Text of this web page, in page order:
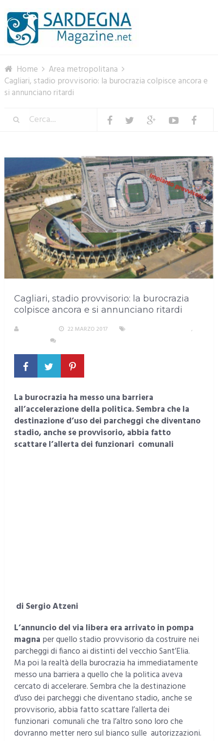
Home
Area metropolitana
Cagliari, stadio provvisorio: la burocrazia colpisce ancora e
si annunciano ritardi
Cagliari, stadio provvisorio: la burocrazia
colpisce ancora e si annunciano ritardi
22 MARZO 2017
,
La burocrazia ha messo una barriera
all’accelerazione della politica. Sembra che la
destinazione d’uso dei parcheggi che diventano
stadio, anche se provvisorio, abbia fatto
scattare l’allerta dei funzionari comunali
di Sergio Atzeni
L’annuncio del via libera era arrivato in pompa
magna per quello stadio provvisorio da costruire nei
parcheggi di fianco ai distinti del vecchio Sant’Elia.
Ma poi la realtà della burocrazia ha immediatamente
messo una barriera a quello che la politica aveva
cercato di accelerare. Sembra che la destinazione
d’uso dei parcheggi che diventano stadio, anche se
provvisorio, abbia fatto scattare l’allerta dei
funzionari comunali che tra l’altro sono loro che
dovranno metter nero sul bianco sulle autorizzazioni.